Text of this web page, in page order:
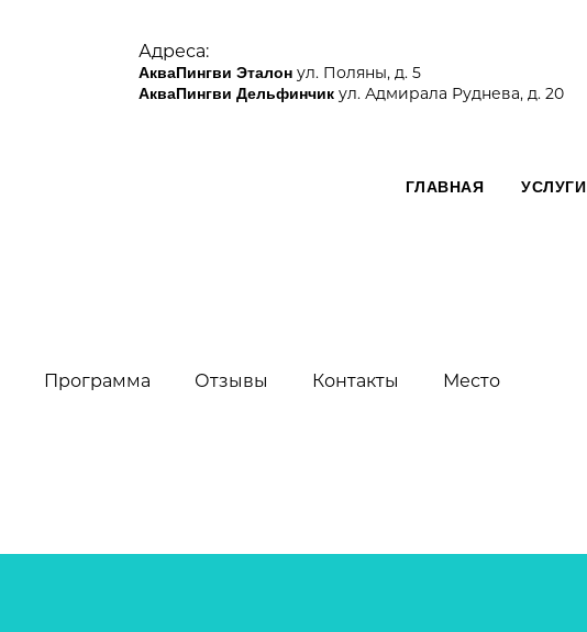
Адреса:
АкваПингви Эталон ул. Поляны, д. 5
АкваПингви Дельфинчик ул. Адмирала Руднева, д. 20
ГЛАВНАЯ УСЛУГИ
Программа Отзывы Контакты Место